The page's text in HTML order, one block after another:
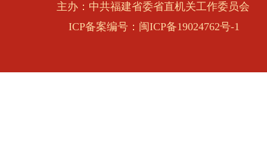
主办：中共福建省委省直机关工作委员会
ICP备案编号：闽ICP备19024762号-1